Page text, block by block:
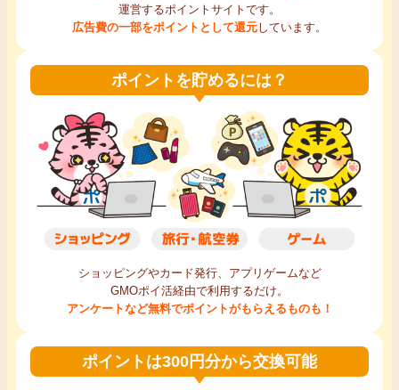
GMOポイ活の使い方
ヘルプセンター
運営するポイントサイトです。
広告費の一部をポイントとして還元しています。
ポイントを貯めるには？
ショッピングやカード発行、アプリゲームなど
GMOポイ活経由で利用するだけ。
アンケートなど無料でポイントがもらえるものも！
ポイントは300円分から交換可能